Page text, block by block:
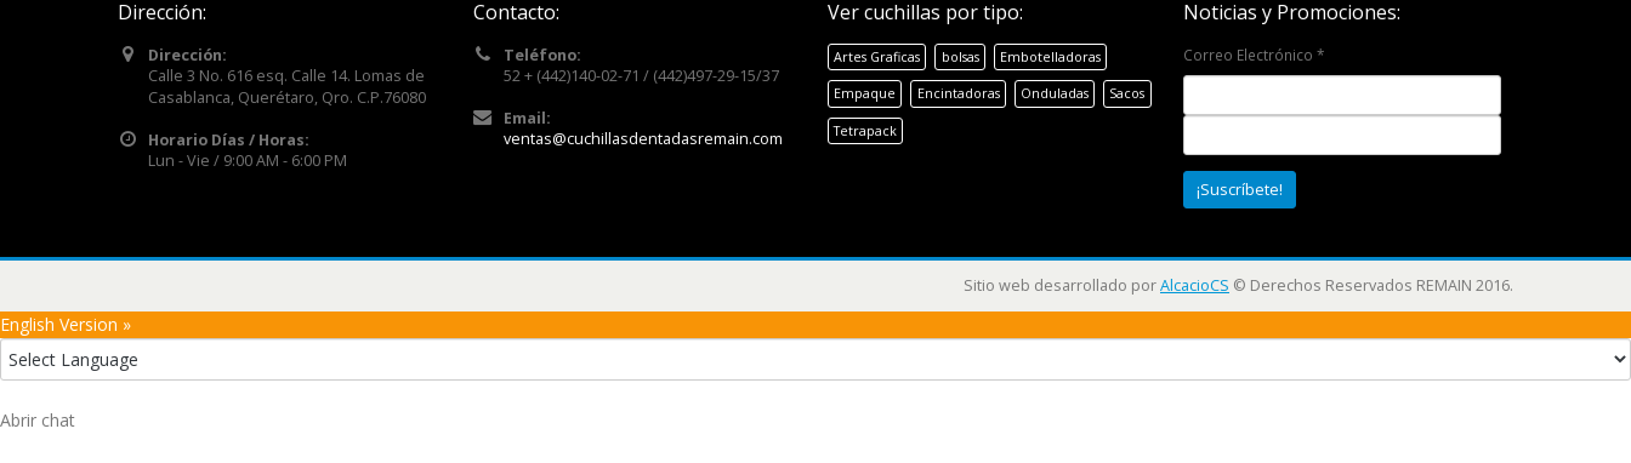
Dirección:
Dirección:
Calle 3 No. 616 esq. Calle 14. Lomas de
Casablanca, Querétaro, Qro. C.P.76080
Horario Días / Horas:
Lun - Vie / 9:00 AM - 6:00 PM
Contacto:
Teléfono:
52 + (442)140-02-71 / (442)497-29-15/37
Email:
ventas@cuchillasdentadasremain.com
Ver cuchillas por tipo:
Artes Graficas bolsas Embotelladoras
Empaque Encintadoras Onduladas Sacos
Tetrapack
Noticias y Promociones:
Correo Electrónico *
Sitio web desarrollado porAlcacioCS © Derechos Reservados REMAIN 2016.
English Version »
Abrir chat